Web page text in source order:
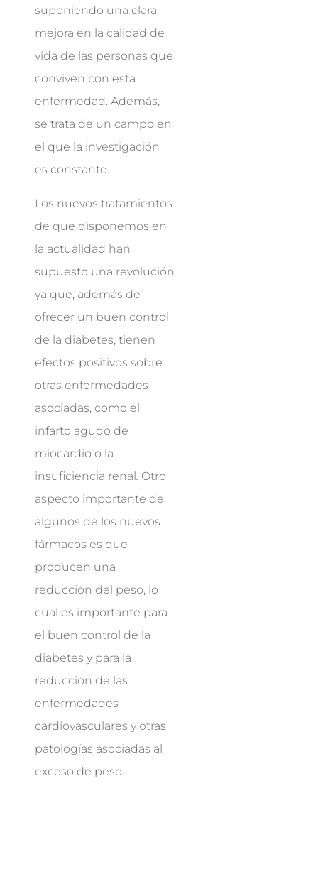
suponiendo una clara
mejora en la calidad de
vida de las personas que
conviven con esta
enfermedad. Además,
se trata de un campo en
el que la investigación
es constante.
Los nuevos tratamientos
de que disponemos en
la actualidad han
supuesto una revolución
ya que, además de
ofrecer un buen control
de la diabetes, tienen
efectos positivos sobre
otras enfermedades
asociadas, como el
infarto agudo de
miocardio o la
insuficiencia renal . Otro
aspecto importante de
algunos de los nuevos
fármacos es que
producen una
reducción del peso, lo
cual es importante para
el buen control de la
diabetes y para la
reducción de las
enfermedades
cardiovasculares y otras
patologías asociadas al
exceso de peso.